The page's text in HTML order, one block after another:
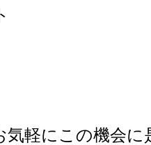
気軽にこの機会に